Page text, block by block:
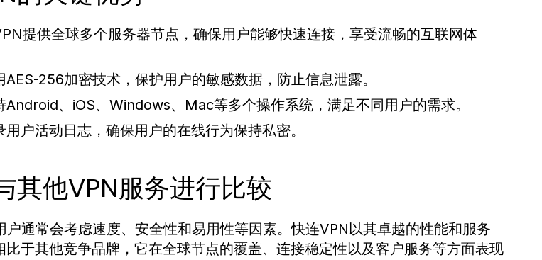
提供全球多个服务器节点，确保用户能够快速连接，享受流畅的互联网体
AES-256加密技术，保护用户的敏感数据，防止信息泄露。
Android、iOS、Windows、Mac等多个操作系统，满足不同用户的需求。
用户活动日志，确保用户的在线行为保持私密。
其他VPN服务进行比较
户通常会考虑速度、安全性和易用性等因素。快连VPN以其卓越的性能和服务
于其他竞争品牌，它在全球节点的覆盖、连接稳定性以及客户服务等方面表现